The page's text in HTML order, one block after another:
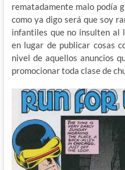
rematadamente malo podía
como ya digo será que soy
infantiles que no insulten al
en lugar de publicar cosas
nivel de aquellos anuncios
promocionar toda clase de